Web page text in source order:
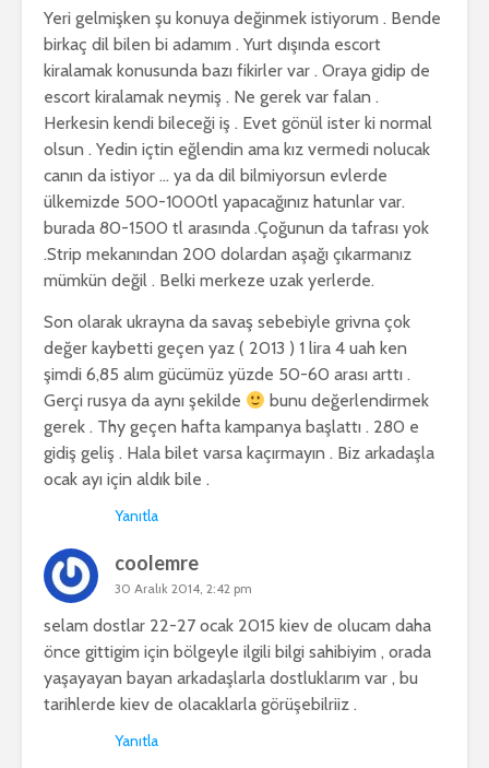
Yeri gelmişken şu konuya değinmek istiyorum . Bende
birkaç dil bilen bi adamım . Yurt dışında escort
kiralamak konusunda bazı fikirler var . Oraya gidip de
escort kiralamak neymiş . Ne gerek var falan .
Herkesin kendi bileceği iş . Evet gönül ister ki normal
olsun . Yedin içtin eğlendin ama kız vermedi nolucak
canın da istiyor … ya da dil bilmiyorsun evlerde
ülkemizde 500-1000tl yapacağınız hatunlar var.
burada 80-1500 tl arasında .Çoğunun da tafrası yok
.Strip mekanından 200 dolardan aşağı çıkarmanız
mümkün değil . Belki merkeze uzak yerlerde.
Son olarak ukrayna da savaş sebebiyle grivna çok
değer kaybetti geçen yaz ( 2013 ) 1 lira 4 uah ken
şimdi 6,85 alım gücümüz yüzde 50-60 arası arttı .
Gerçi rusya da aynı şekilde
bunu değerlendirmek
gerek . Thy geçen hafta kampanya başlattı . 280 e
gidiş geliş . Hala bilet varsa kaçırmayın . Biz arkadaşla
ocak ayı için aldık bile .
Yanıtla
coolemre
30 Aralık 2014, 2:42 pm
selam dostlar 22-27 ocak 2015 kiev de olucam daha
önce gittigim için bölgeyle ilgili bilgi sahibiyim , orada
yaşayayan bayan arkadaşlarla dostluklarım var , bu
tarihlerde kiev de olacaklarla görüşebilriiz .
Yanıtla